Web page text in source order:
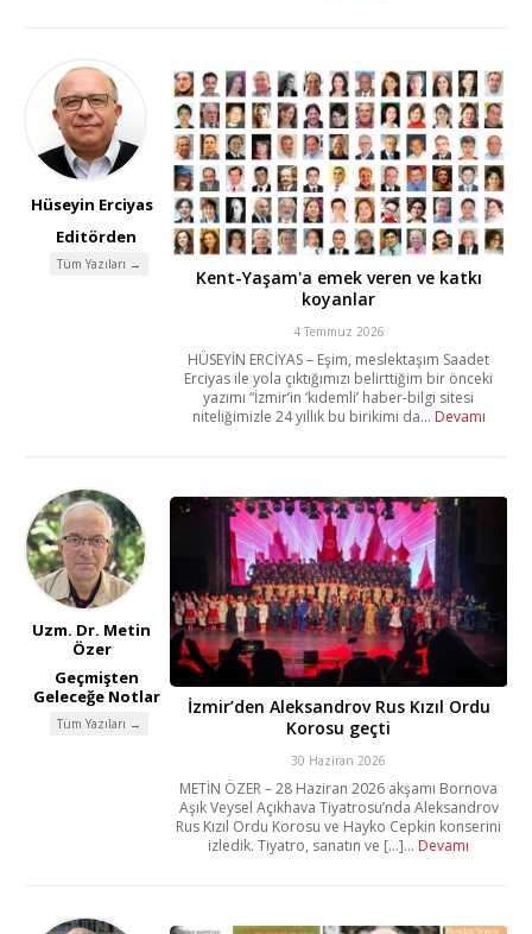
Hüseyin Erciyas
Editörden
Tüm Yazıları →
Kent-Yaşam'a emek veren ve katkı
koyanlar
4 Temmuz 2026
HÜSEYİN ERCİYAS – Eşim, meslektaşım Saadet
Erciyas ile yola çıktığımızı belirttiğim bir önceki
yazımı “İzmir’in ‘kıdemli’ haber-bilgi sitesi
niteliğimizle 24 yıllık bu birikimi da... Devamı
Uzm. Dr. Metin
Özer
Geçmişten
Geleceğe Notlar
Tüm Yazıları →
İzmir’den Aleksandrov Rus Kızıl Ordu
Korosu geçti
30 Haziran 2026
METİN ÖZER – 28 Haziran 2026 akşamı Bornova
Aşık Veysel Açıkhava Tiyatrosu’nda Aleksandrov
Rus Kızıl Ordu Korosu ve Hayko Cepkin konserini
izledik. Tiyatro, sanatın ve [...]... Devamı